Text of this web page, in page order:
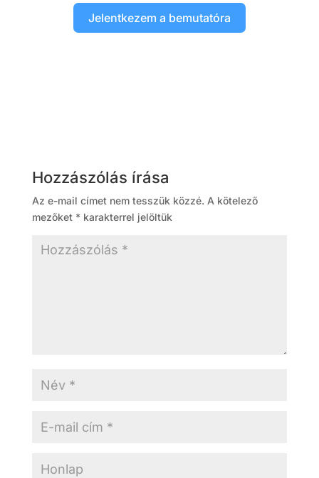
Jelentkezem a bemutatóra
Hozzászólás írása
Az e-mail címet nem tesszük közzé. A kötelező
mezőket *karakterrel jelöltük